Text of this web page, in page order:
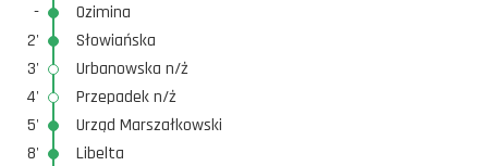
-
Ozimina
2'
Słowiańska
3'
Urbanowska n/ż
4'
Przepadek n/ż
5'
Urząd Marszałkowski
8'
Libelta